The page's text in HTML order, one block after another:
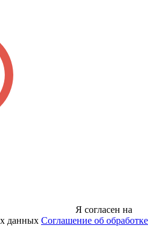
Я согласен на
данных Соглашение об обработке